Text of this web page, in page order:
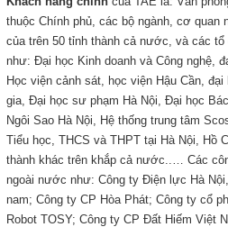
thuộc Chính phủ, các bộ ngành, cơ quan
của trên 50 tỉnh thành cả nước, và các
như: Đại học Kinh doanh và Công nghệ,
Học viện cảnh sát, học viện Hậu Cần,
gia, Đại học sư phạm Hà Nội, Đại học
Ngôi Sao Hà Nội, Hệ thống trung tâm
Tiểu học, THCS và THPT tại Hà Nội, Hồ
thành khác trên khắp cả nước..… Các
ngoài nước như: Công ty Điện lực Hà
nam; Công ty CP Hòa Phát; Công ty cổ
Robot TOSY; Công ty CP Đất Hiếm Việt